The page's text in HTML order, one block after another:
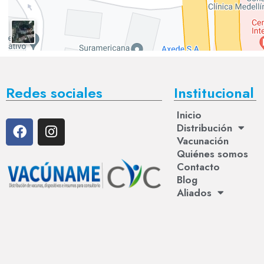
Redes sociales Institucional
Inicio
Distribución
Vacunación
Quiénes somos
Contacto
Blog
Aliados